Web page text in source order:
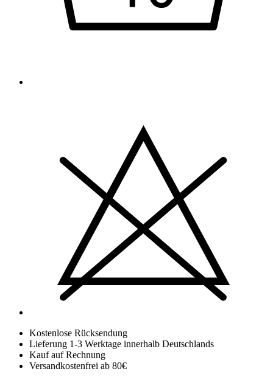
Kostenlose Rücksendung
Lieferung 1-3 Werktage innerhalb Deutschlands
Kauf auf Rechnung
Versandkostenfrei ab 80€